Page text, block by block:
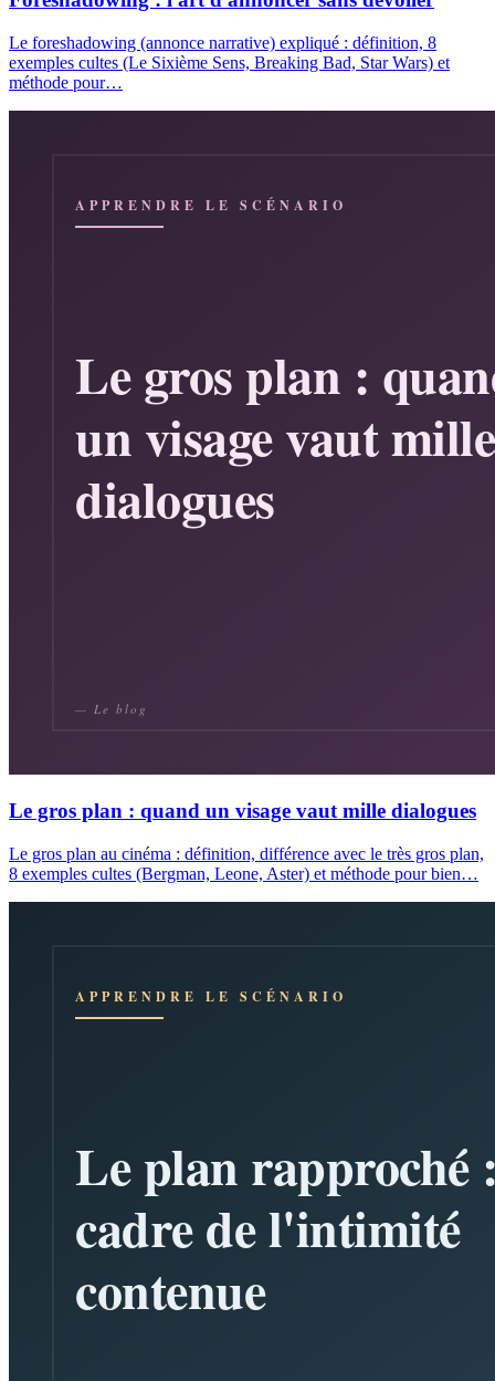
Le foreshadowing (annonce narrative) expliqué : définition, 8
exemples cultes (Le Sixième Sens, Breaking Bad, Star Wars) et
méthode pour…
Le gros plan : quand un visage vaut mille dialogues
Le gros plan au cinéma : définition, différence avec le très gros plan,
8 exemples cultes (Bergman, Leone, Aster) et méthode pour bien…